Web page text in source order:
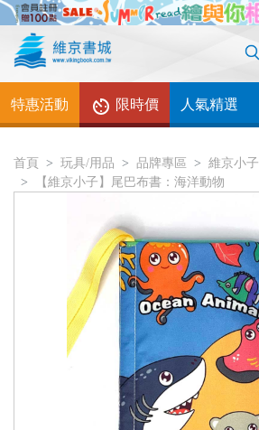
特惠活動 限時價 人氣精選
首頁 玩具/用品 品牌專區
維京小子
【維京小子】尾巴布書：海洋動物